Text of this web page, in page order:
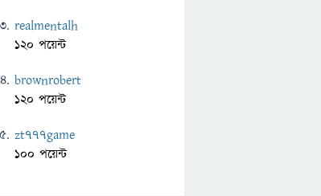
realmentalh
120 পয়েন্ট
brownrobert
120 পয়েন্ট
zt777game
100 পয়েন্ট